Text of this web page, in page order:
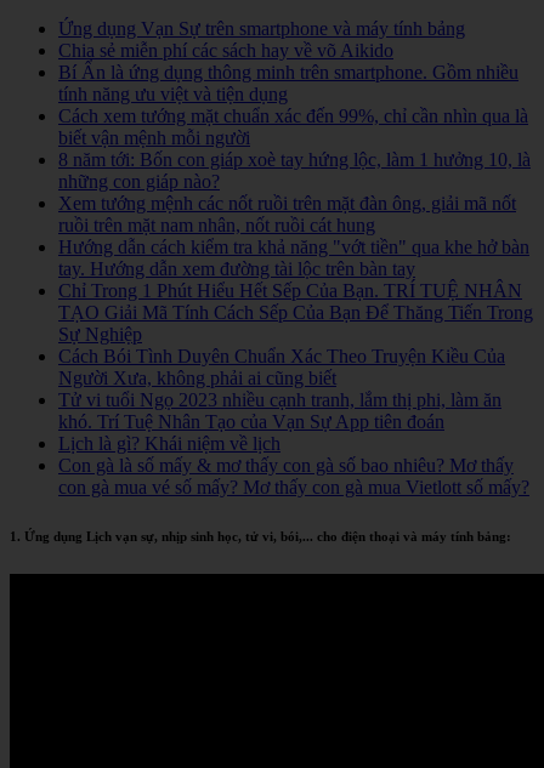
Ứng dụng Vạn Sự trên smartphone và máy tính bảng
Chia sẻ miễn phí các sách hay về võ Aikido
Bí Ẩn là ứng dụng thông minh trên smartphone. Gồm nhiều
tính năng ưu việt và tiện dụng
Cách xem tướng mặt chuẩn xác đến 99%, chỉ cần nhìn qua là
biết vận mệnh mỗi người
8 năm tới: Bốn con giáp xoè tay hứng lộc, làm 1 hưởng 10, là
những con giáp nào?
Xem tướng mệnh các nốt ruồi trên mặt đàn ông, giải mã nốt
ruồi trên mặt nam nhân, nốt ruồi cát hung
Hướng dẫn cách kiểm tra khả năng "vớt tiền" qua khe hở bàn
tay. Hướng dẫn xem đường tài lộc trên bàn tay
Chỉ Trong 1 Phút Hiểu Hết Sếp Của Bạn. TRÍ TUỆ NHÂN
TẠO Giải Mã Tính Cách Sếp Của Bạn Để Thăng Tiến Trong
Sự Nghiệp
Cách Bói Tình Duyên Chuẩn Xác Theo Truyện Kiều Của
Người Xưa, không phải ai cũng biết
Tử vi tuổi Ngọ 2023 nhiều cạnh tranh, lắm thị phi, làm ăn
khó. Trí Tuệ Nhân Tạo của Vạn Sự App tiên đoán
Lịch là gì? Khái niệm về lịch
Con gà là số mấy & mơ thấy con gà số bao nhiêu? Mơ thấy
con gà mua vé số mấy? Mơ thấy con gà mua Vietlott số mấy?
1. Ứng dụng Lịch vạn sự, nhịp sinh học, tử vi, bói,... cho điện thoại và máy tính bảng: